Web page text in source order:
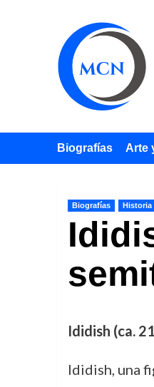
Biografías Arte
Biografías Historia
Ididish (ca.
Ididish, una